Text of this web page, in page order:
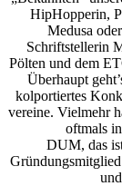
HipHopperin,
Medusa
Schriftstellerin
Pölten und dem
Überhaupt
kolportiertes
vereine. Vielmehr
oftmals
DUM, das